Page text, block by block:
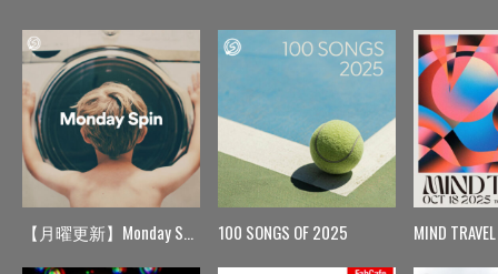
【月曜更新】Monday Spin 100 SONGS OF 2025 MIND TRAVEL